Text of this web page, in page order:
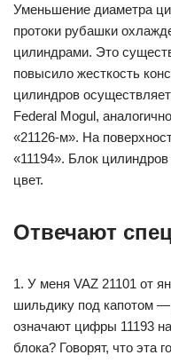
Уменьшение диаметра
протоки рубашки
цилиндрами. Это
повысило жесткость
цилиндров
Federal Mogul,
«21126-м». На
«11194». Блок
цвет.
Отвечают
1. У меня VAZ 21101 от
шильдику под капотом —
означают цифры 11193
блока? Говорят, что эта